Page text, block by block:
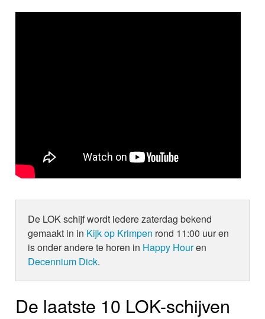
De LOK schijf wordt iedere zaterdag bekend
gemaakt in in Kijk op Krimpen rond 11:00 uur en
is onder andere te horen in Happy Houren
Decennium Dick.
De laatste 10 LOK-schijven